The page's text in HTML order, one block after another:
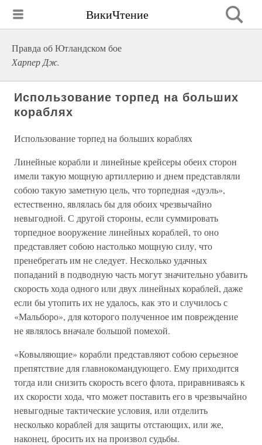
ВикиЧтение
Правда об Ютландском бое
Харпер Дж.
Использование торпед на больших
кораблях
Использование торпед на больших кораблях
Линейные корабли и линейные крейсеры обеих сторон
имели такую мощную артиллерию и днем представляли
собою такую заметную цель, что торпедная «дуэль»,
естественно, являлась бы для обоих чрезвычайно
невыгодной. С другой стороны, если суммировать
торпедное вооружение линейных кораблей, то оно
представляет собою настолько мощную силу, что
пренебрегать им не следует. Несколько удачных
попаданий в подводную часть могут значительно убавить
скорость хода одного или двух линейных кораблей, даже
если бы утопить их не удалось, как это и случилось с
«Мальборо», для которого полученное им повреждение
не являлось вначале большой помехой.
«Ковыляющие» корабли представляют собою серьезное
препятствие для главнокомандующего. Ему приходится
тогда или снизить скорость всего флота, приравниваясь к
их скорости хода, что может поставить его в чрезвычайно
невыгодные тактические условия, или отделить
несколько кораблей для защиты отстающих, или же,
наконец, бросить их на произвол судьбы.